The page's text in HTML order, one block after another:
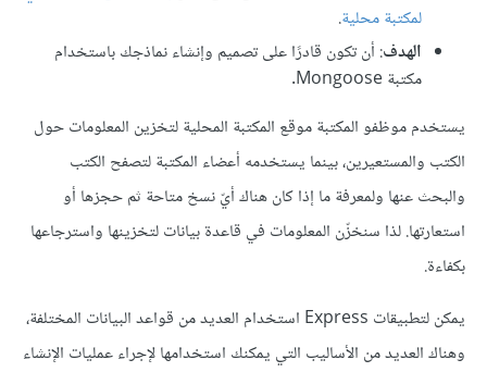
لمكتبة محلية.
الهدف: أن تكون قادرًا على تصميم وإنشاء نماذجك باستخدام
مكتبة Mongoose.
يستخدم موظفو المكتبة موقع المكتبة المحلية لتخزين المعلومات حول
الكتب والمستعيرين، بينما يستخدمه أعضاء المكتبة لتصفح الكتب
والبحث عنها ولمعرفة ما إذا كان هناك أيّ نسخ متاحة ثم حجزها أو
استعارتها. لذا سنخزّن المعلومات في قاعدة بيانات لتخزينها واسترجاعها
بكفاءة.
يمكن لتطبيقات Express استخدام العديد من قواعد البيانات المختلفة،
وهناك العديد من الأساليب التي يمكنك استخدامها لإجراء عمليات الإنشاء